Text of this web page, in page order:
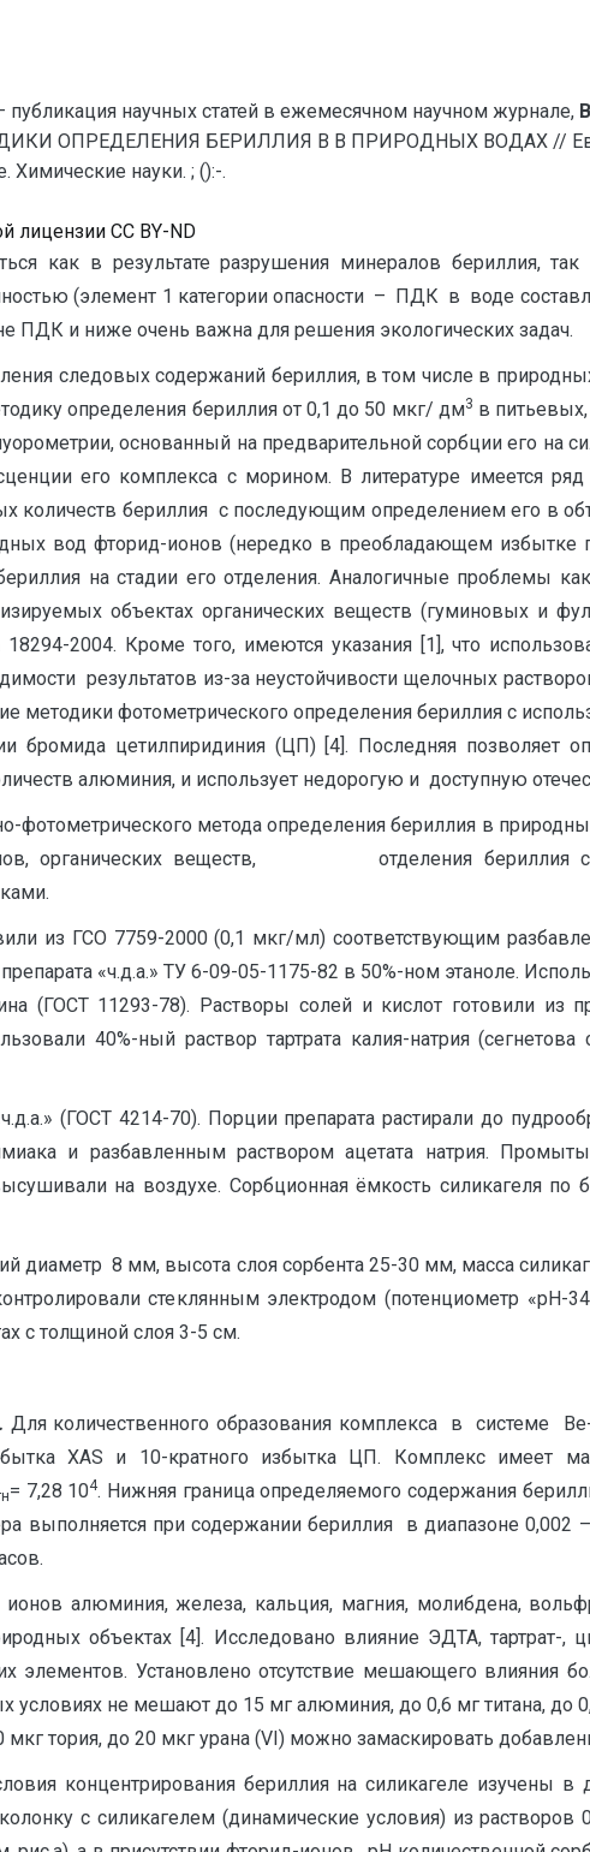
научных статей в ежемесячном научном журнале,
ОПРЕДЕЛЕНИЯ БЕРИЛЛИЯ В В ПРИРОДНЫХ ВОДАХ //
Химические науки. ; ():-.
лицензии CC BY-ND
как в результате разрушения минералов бериллия, так
(элемент 1 категории опасности – ПДК в воде
ПДК и ниже очень важна для решения экологических задач.
следовых содержаний бериллия, в том числе в
определения бериллия от 0,1 до 50 мкг/ дм3 в
основанный на предварительной сорбции его на
его комплекса с морином. В литературе имеется
количеств бериллия с последующим определением его в
вод фторид-ионов (нередко в преобладающем
на стадии его отделения. Аналогичные проблемы
объектах органических веществ (гуминовых и
2004. Кроме того, имеются указания [1], что
результатов из-за неустойчивости щелочных
методики фотометрического определения бериллия с
бромида цетилпиридиния (ЦП) [4]. Последняя позволяет
алюминия, и использует недорогую и доступную
фотометрического метода определения бериллия в
органических веществ, отделения бериллия
из ГСО 7759-2000 (0,1 мкг/мл) соответствующим
«ч.д.а.» ТУ 6-09-05-1175-82 в 50%-ном этаноле.
(ГОСТ 11293-78). Растворы солей и кислот готовили из
40%-ный раствор тартрата калия-натрия (сегнетова
(ГОСТ 4214-70). Порции препарата растирали до
и разбавленным раствором ацетата натрия.
на воздухе. Сорбционная ёмкость силикагеля по
8 мм, высота слоя сорбента 25-30 мм, масса
стеклянным электродом (потенциометр «рН-
с толщиной слоя 3-5 см.
Для количественного образования комплекса в системе
ХАS и 10-кратного избытка ЦП. Комплекс имеет
= 7,28 104. Нижняя граница определяемого содержания
выполняется при содержании бериллия в диапазоне
алюминия, железа, кальция, магния, молибдена,
объектах [4]. Исследовано влияние ЭДТА, тартрат-,
элементов. Установлено отсутствие мешающего влияния
условиях не мешают до 15 мг алюминия, до 0,6 мг титана, до
тория, до 20 мкг урана (VI) можно замаскировать
концентрирования бериллия на силикагеле изучены в
с силикагелем (динамические условия) из